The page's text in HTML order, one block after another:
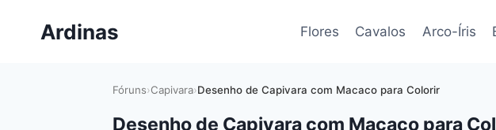
Ardinas Flores Cavalos Arco-Íris
Fóruns›Capivara›Desenho de Capivara com Macaco para Colorir
Desenho de Capivara com Macaco para